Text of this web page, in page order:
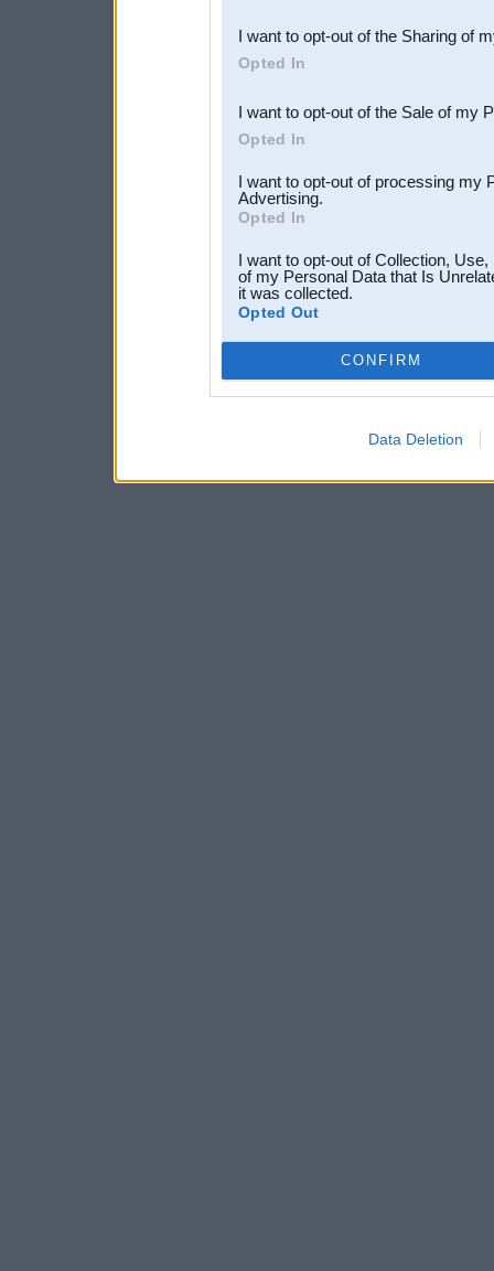
Downstream Participants
third parties.
I want to opt-out of the Sharing of
Opted In
I want to opt-out of the Sale of my
Opted In
I want to opt-out of processing my
Advertising.
Opted In
I want to opt-out of Collection,
of my Personal Data that Is
it was collected.
Opted Out
CONFIRM
Data Deletion